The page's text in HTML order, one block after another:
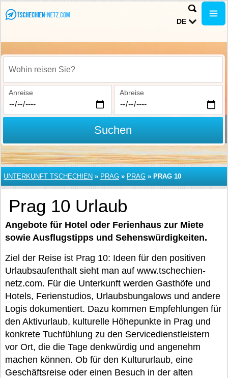
DE
Wohin reisen Sie?
Anreise Abreise
Suchen
UNTERKUNFT TSCHECHIEN » PRAG » PRAG » PRAG 10
Prag 10 Urlaub
Angebote für Hotel oder Ferienhaus zur Miete
sowie Ausflugstipps und Sehenswürdigkeiten.
Ziel der Reise ist Prag 10: Ideen für den positiven
Urlaubsaufenthalt sieht man auf www.tschechien-
netz.com. Für die Unterkunft werden Gasthöfe und
Hotels, Ferienstudios, Urlaubsbungalows und andere
Logis dokumentiert. Dazu kommen Empfehlungen für
den Aktivurlaub, kulturelle Höhepunkte in Prag und
konkrete Tuchfühlung zu den Servicedienstleistern
vor Ort, die die Tage denkwürdig und angenehm
machen können. Ob für den Kultururlaub, eine
Geschäftsreise oder einen Besuch in der alten